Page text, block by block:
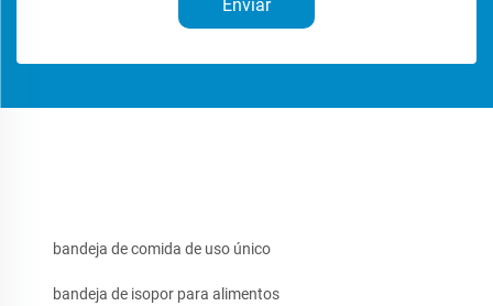
Enviar
bandeja de comida de uso único
bandeja de isopor para alimentos